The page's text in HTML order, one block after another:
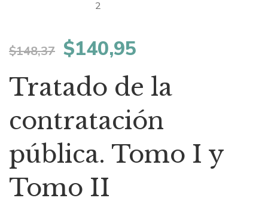
$148,37 El
precio
original
era:
$148,37.
$140,95
precio
actual
es:
$140,95.
Tratado de la
contratación
pública. Tomo I y
Tomo II